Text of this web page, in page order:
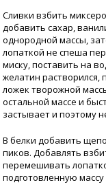
Сливки взбить
добавить сахар,
однородной массы,
лопаткой не спеша
миску, поставить на
желатин растворился,
ложек творожной
остальной массе и
застывает и поэтому
В белки добавить
пиков. Добавлять
перемешивать
подготовленную